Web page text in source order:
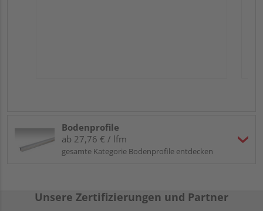
Bodenprofile
ab 27,76 € / lfm
gesamte Kategorie Bodenprofile entdecken
Unsere Zertifizierungen und Partner